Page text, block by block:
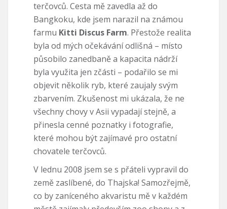
terčovců. Cesta mě zavedla až do
Bangkoku, kde jsem narazil na známou
farmu Kitti Discus Farm. Přestože realita
byla od mých očekávání odlišná – místo
působilo zanedbaně a kapacita nádrží
byla využita jen zčásti – podařilo se mi
objevit několik ryb, které zaujaly svým
zbarvením. Zkušenost mi ukázala, že ne
všechny chovy v Asii vypadají stejně, a
přinesla cenné poznatky i fotografie,
které mohou být zajímavé pro ostatní
chovatele terčovců.
V lednu 2008 jsem se s přáteli vypravil do
země zaslíbené, do Thajska! Samozřejmě,
co by zaníceného akvaristu mě v každém